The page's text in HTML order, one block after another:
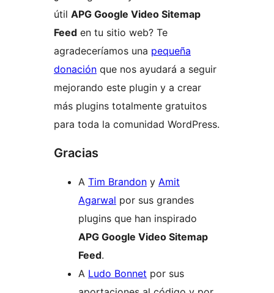
útil APG Google Video Sitemap
Feed en tu sitio web? Te
agradeceríamos una pequeña
donación que nos ayudará a seguir
mejorando este plugin y a crear
más plugins totalmente gratuitos
para toda la comunidad WordPress.
Gracias
A Tim Brandon y Amit
Agarwal por sus grandes
plugins que han inspirado
APG Google Video Sitemap
Feed.
A Ludo Bonnet por sus